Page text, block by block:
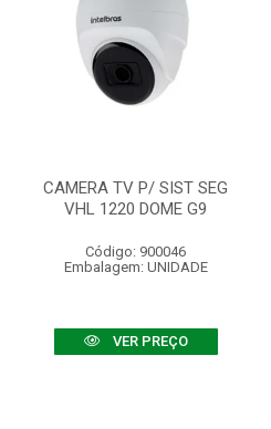
CAMERA TV P/ SIST SEG
VHL 1220 DOME G9
Código: 900046
Embalagem: UNIDADE
VER PREÇO